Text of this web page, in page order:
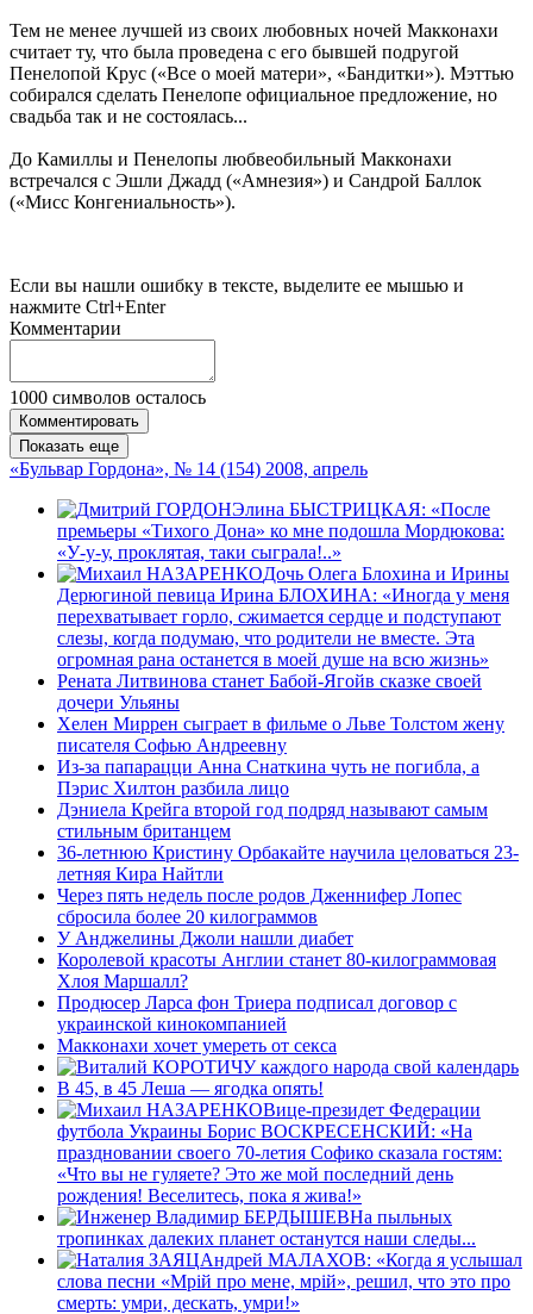
Тем не менее лучшей из своих любовных ночей Макконахи
считает ту, что была проведена с его бывшей подругой
Пенелопой Крус («Все о моей матери», «Бандитки»). Мэттью
собирался сделать Пенелопе официальное предложение, но
свадьба так и не состоялась...
До Камиллы и Пенелопы любвеобильный Макконахи
встречался с Эшли Джадд («Амнезия») и Сандрой Баллок
(«Мисс Конгениальность»).
Если вы нашли ошибку в тексте, выделите ее мышью и
нажмите Ctrl+Enter
Комментарии
1000 символов осталось
Комментировать
Показать еще
«Бульвар Гордона», № 14 (154) 2008, апрель
Элина БЫСТРИЦКАЯ: «После
премьеры «Тихого Дона» ко мне подошла Мордюкова:
«У-у-у, проклятая, таки сыграла!..»
Дочь Олега Блохина и Ирины
Дерюгиной певица Ирина БЛОХИНА: «Иногда у меня
перехватывает горло, сжимается сердце и подступают
слезы, когда подумаю, что родители не вместе. Эта
огромная рана останется в моей душе на всю жизнь»
Рената Литвинова станет Бабой-Ягойв сказке своей
дочери Ульяны
Хелен Миррен сыграет в фильме о Льве Толстом жену
писателя Софью Андреевну
Из-за папарацци Анна Снаткина чуть не погибла, а
Пэрис Хилтон разбила лицо
Дэниела Крейга второй год подряд называют самым
стильным британцем
36-летнюю Кристину Орбакайте научила целоваться 23-
летняя Кира Найтли
Через пять недель после родов Дженнифер Лопес
сбросила более 20 килограммов
У Анджелины Джоли нашли диабет
Королевой красоты Англии станет 80-килограммовая
Хлоя Маршалл?
Продюсер Ларса фон Триера подписал договор с
украинской кинокомпанией
Макконахи хочет умереть от секса
У каждого народа свой календарь
В 45, в 45 Леша — ягодка опять!
Вице-президет Федерации
футбола Украины Борис ВОСКРЕСЕНСКИЙ: «На
праздновании своего 70-летия Софико сказала гостям:
«Что вы не гуляете? Это же мой последний день
рождения! Веселитесь, пока я жива!»
На пыльных
тропинках далеких планет останутся наши следы...
Андрей МАЛАХОВ: «Когда я услышал
слова песни «Мрiй про мене, мрiй», решил, что это про
смерть: умри, дескать, умри!»